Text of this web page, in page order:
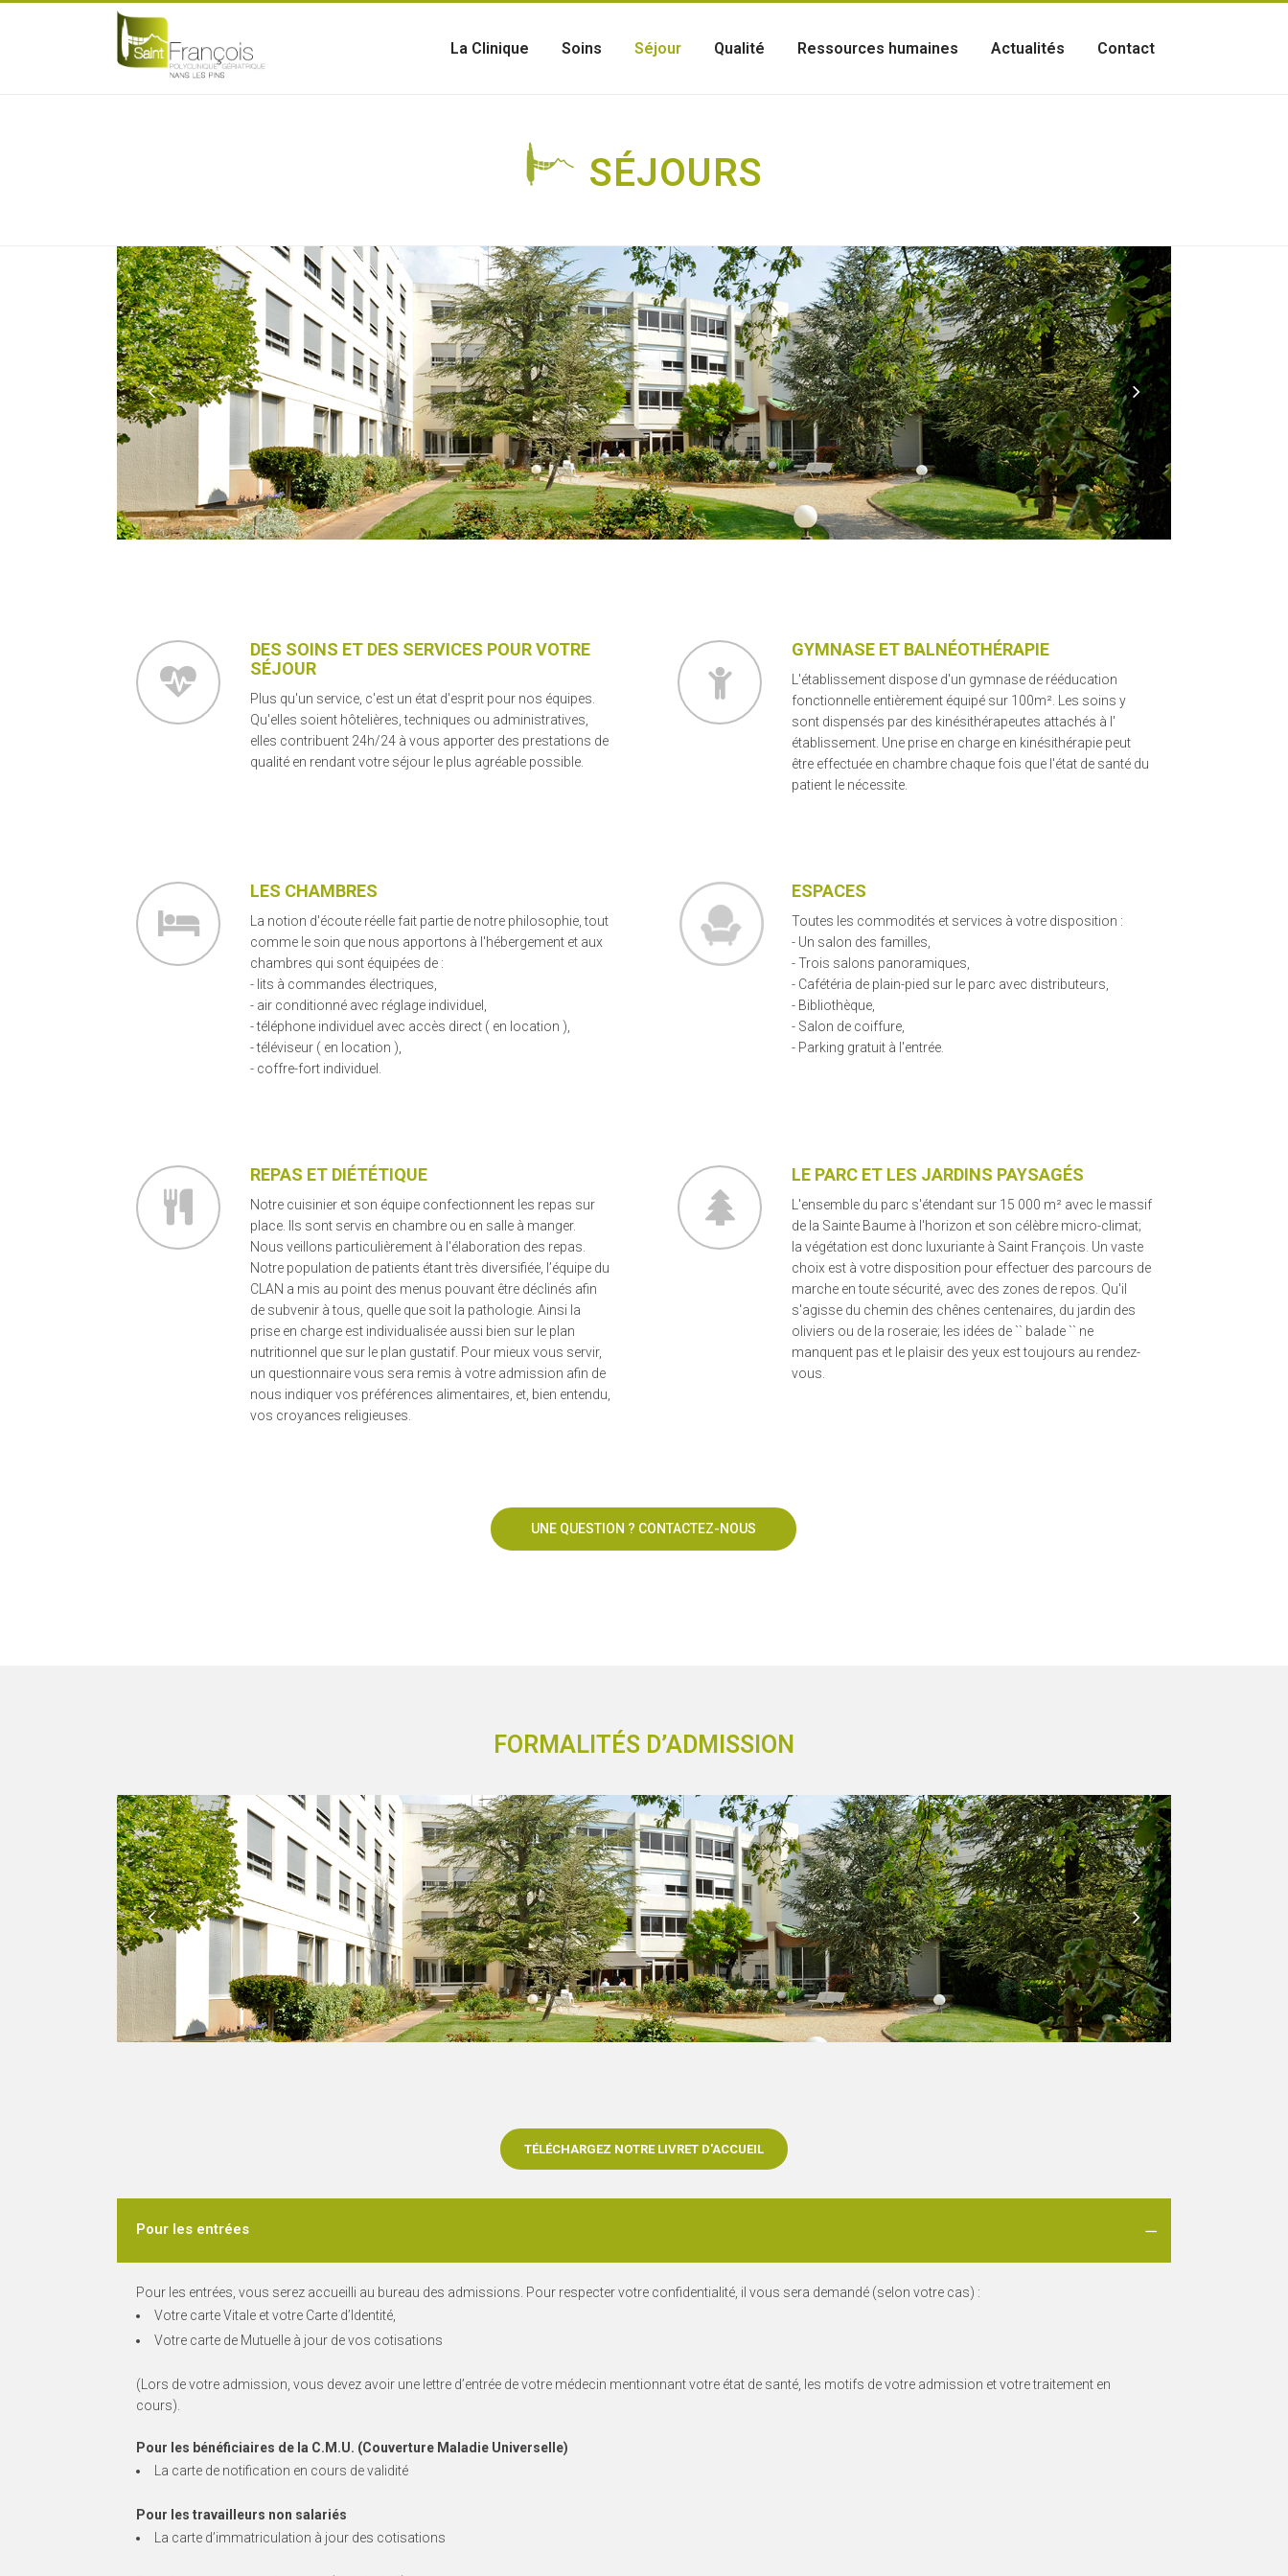
La Clinique Soins Séjour Qualité Ressources humaines Actualités Contact
SÉJOURS
DES SOINS ET DES SERVICES POUR VOTRE
SÉJOUR
Plus qu'un service, c'est un état d'esprit pour nos équipes.
Qu'elles soient hôtelières, techniques ou administratives,
elles contribuent 24h/24 à vous apporter des prestations de
qualité en rendant votre séjour le plus agréable possible.
GYMNASE ET BALNÉOTHÉRAPIE
L'établissement dispose d'un gymnase de rééducation
fonctionnelle entièrement équipé sur 100m². Les soins y
sont dispensés par des kinésithérapeutes attachés à l'
établissement. Une prise en charge en kinésithérapie peut
être effectuée en chambre chaque fois que l'état de santé du
patient le nécessite.
LES CHAMBRES
La notion d'écoute réelle fait partie de notre philosophie, tout
comme le soin que nous apportons à l'hébergement et aux
chambres qui sont équipées de :
- lits à commandes électriques,
- air conditionné avec réglage individuel,
- téléphone individuel avec accès direct ( en location ),
- téléviseur ( en location ),
- coffre-fort individuel.
ESPACES
Toutes les commodités et services à votre disposition :
- Un salon des familles,
- Trois salons panoramiques,
- Cafétéria de plain-pied sur le parc avec distributeurs,
- Bibliothèque,
- Salon de coiffure,
- Parking gratuit à l'entrée.
REPAS ET DIÉTÉTIQUE
Notre cuisinier et son équipe confectionnent les repas sur
place. Ils sont servis en chambre ou en salle à manger.
Nous veillons particulièrement à l'élaboration des repas.
Notre population de patients étant très diversifiée, l’équipe du
CLAN a mis au point des menus pouvant être déclinés afin
de subvenir à tous, quelle que soit la pathologie. Ainsi la
prise en charge est individualisée aussi bien sur le plan
nutritionnel que sur le plan gustatif. Pour mieux vous servir,
un questionnaire vous sera remis à votre admission afin de
nous indiquer vos préférences alimentaires, et, bien entendu,
vos croyances religieuses.
LE PARC ET LES JARDINS PAYSAGÉS
L'ensemble du parc s'étendant sur 15 000 m² avec le massif
de la Sainte Baume à l'horizon et son célèbre micro-climat;
la végétation est donc luxuriante à Saint François. Un vaste
choix est à votre disposition pour effectuer des parcours de
marche en toute sécurité, avec des zones de repos. Qu'il
s'agisse du chemin des chênes centenaires, du jardin des
oliviers ou de la roseraie; les idées de `` balade `` ne
manquent pas et le plaisir des yeux est toujours au rendez-
vous.
UNE QUESTION ? CONTACTEZ-NOUS
FORMALITÉS D’ADMISSION
TÉLÉCHARGEZ NOTRE LIVRET D'ACCUEIL
Pour les entrées
Pour les entrées, vous serez accueilli au bureau des admissions. Pour respecter votre confidentialité, il vous sera demandé (selon votre cas) :
Votre carte Vitale et votre Carte d’Identité,
Votre carte de Mutuelle à jour de vos cotisations
(Lors de votre admission, vous devez avoir une lettre d’entrée de votre médecin mentionnant votre état de santé, les motifs de votre admission et votre traitement en
cours).
Pour les bénéficiaires de la C.M.U. (Couverture Maladie Universelle)
La carte de notification en cours de validité
Pour les travailleurs non salariés
La carte d’immatriculation à jour des cotisations